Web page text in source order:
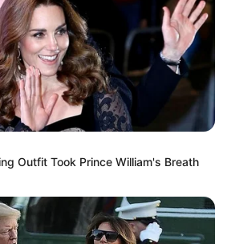
Outfit Took Prince William's Breath